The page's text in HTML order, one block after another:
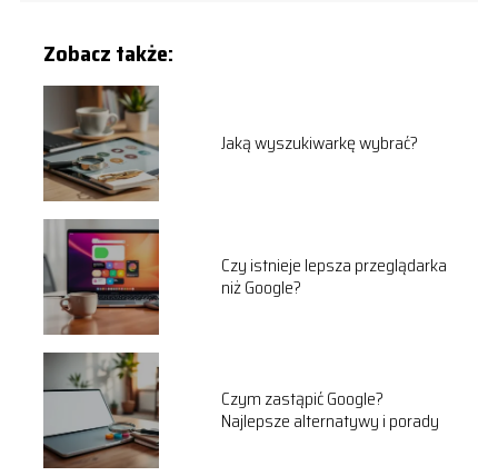
Zobacz także:
Jaką wyszukiwarkę wybrać?
Czy istnieje lepsza przeglądarka
niż Google?
Czym zastąpić Google?
Najlepsze alternatywy i porady